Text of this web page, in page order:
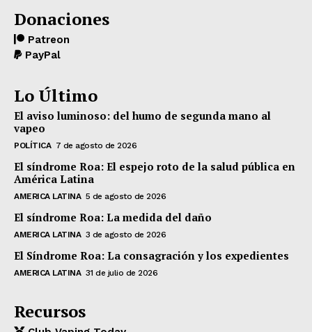
Donaciones
Patreon
PayPal
Lo Último
El aviso luminoso: del humo de segunda mano al
vapeo
POLÍTICA 7 de agosto de 2026
El síndrome Roa: El espejo roto de la salud pública en
América Latina
AMERICA LATINA 5 de agosto de 2026
El síndrome Roa: La medida del daño
AMERICA LATINA 3 de agosto de 2026
El Síndrome Roa: La consagración y los expedientes
AMERICA LATINA 31 de julio de 2026
Recursos